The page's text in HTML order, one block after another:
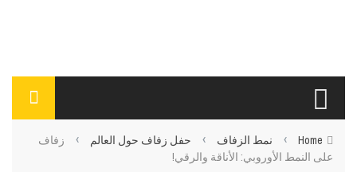
Home
› نمط الزفاف › حفل زفاف حول العالم ›
زفاف
على النمط الأوروبي: الأناقة والرقي!